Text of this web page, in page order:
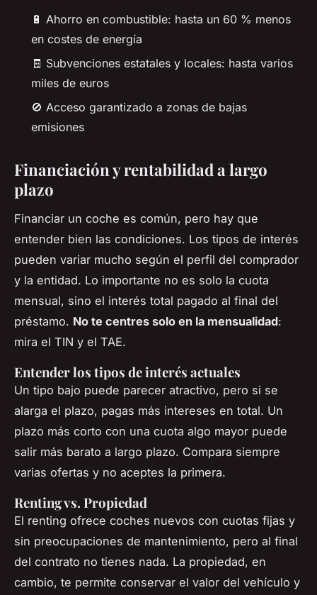
🔋 Ahorro en combustible: hasta un 60 % menos
en costes de energía
🧾 Subvenciones estatales y locales: hasta varios
miles de euros
🚫 Acceso garantizado a zonas de bajas
emisiones
Financiación y rentabilidad a largo
plazo
Financiar un coche es común, pero hay que
entender bien las condiciones. Los tipos de interés
pueden variar mucho según el perfil del comprador
y la entidad. Lo importante no es solo la cuota
mensual, sino el interés total pagado al final del
préstamo. No te centres solo en la mensualidad:
mira el TIN y el TAE.
Entender los tipos de interés actuales
Un tipo bajo puede parecer atractivo, pero si se
alarga el plazo, pagas más intereses en total. Un
plazo más corto con una cuota algo mayor puede
salir más barato a largo plazo. Compara siempre
varias ofertas y no aceptes la primera.
Renting vs. Propiedad
El renting ofrece coches nuevos con cuotas fijas y
sin preocupaciones de mantenimiento, pero al final
del contrato no tienes nada. La propiedad, en
cambio, te permite conservar el valor del vehículo y